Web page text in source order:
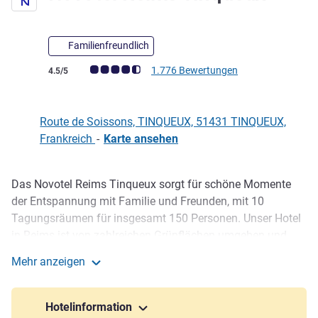
Familienfreundlich
Note Kundenmeinungen (Bewertung ALL)
4.5/5 1.776 Bewertungen
Route de Soissons, TINQUEUX, 51431 TINQUEUX,
Frankreich - Karte ansehen
Beschreibung
Das Novotel Reims Tinqueux sorgt für schöne Momente
der Entspannung mit Familie und Freunden, mit 10
Tagungsräumen für insgesamt 150 Personen. Unser Hotel
und einen Pool zur Abkühlung im Sommer. Entdecken Sie
hausgemachte regionale Gerichte in unserem Restaurant
Le Champ Paveau.
Mehr anzeigen
Hotelinformation